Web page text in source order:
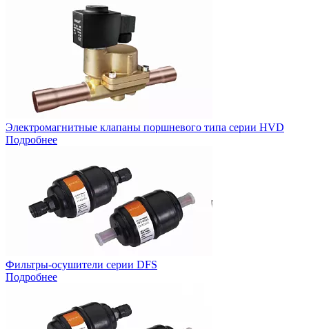
Электромагнитные клапаны поршневого типа серии HVD
Подробнее
Фильтры-осушители серии DFS
Подробнее